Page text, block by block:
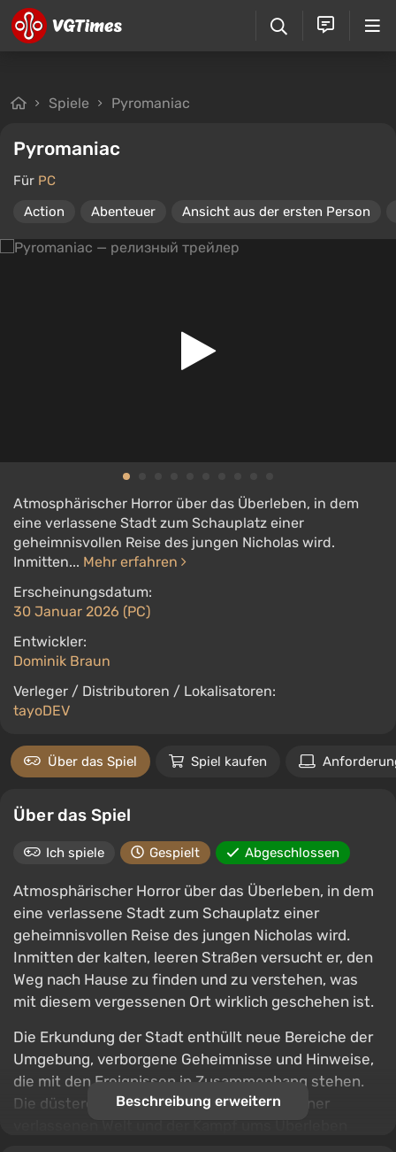
Spiele Pyromaniac
Pyromaniac
Für PC
Action
Abenteuer Ansicht aus der ersten Person
Atmosphärischer Horror über das Überleben, in dem
eine verlassene Stadt zum Schauplatz einer
geheimnisvollen Reise des jungen Nicholas wird.
Inmitten... Mehr erfahren
Erscheinungsdatum:
30 Januar 2026 (PC)
Entwickler:
Dominik Braun
Verleger / Distributoren / Lokalisatoren:
tayoDEV
Über das Spiel Spiel kaufen
Über das Spiel
Ich spiele Gespielt Abgeschlossen
Atmosphärischer Horror über das Überleben, in dem
eine verlassene Stadt zum Schauplatz einer
geheimnisvollen Reise des jungen Nicholas wird.
Inmitten der kalten, leeren Straßen versucht er, den
Weg nach Hause zu finden und zu verstehen, was
mit diesem vergessenen Ort wirklich geschehen ist.
Die Erkundung der Stadt enthüllt neue Bereiche der
Umgebung, verborgene Geheimnisse und Hinweise,
die mit den Ereignissen in Zusammenhang stehen.
Die düstere Atmosphäre, die Erkundung einer
Beschreibung erweitern